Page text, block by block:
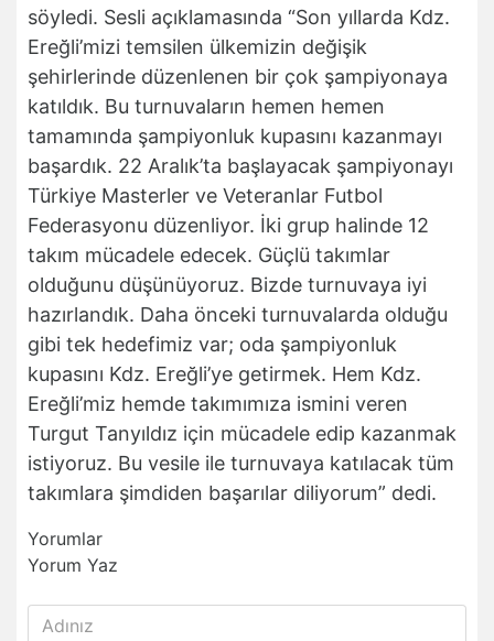
söyledi. Sesli açıklamasında “Son yıllarda Kdz.
Ereğli’mizi temsilen ülkemizin değişik
şehirlerinde düzenlenen bir çok şampiyonaya
katıldık. Bu turnuvaların hemen hemen
tamamında şampiyonluk kupasını kazanmayı
başardık. 22 Aralık’ta başlayacak şampiyonayı
Türkiye Masterler ve Veteranlar Futbol
Federasyonu düzenliyor. İki grup halinde 12
takım mücadele edecek. Güçlü takımlar
olduğunu düşünüyoruz. Bizde turnuvaya iyi
hazırlandık. Daha önceki turnuvalarda olduğu
gibi tek hedefimiz var; oda şampiyonluk
kupasını Kdz. Ereğli’ye getirmek. Hem Kdz.
Ereğli’miz hemde takımımıza ismini veren
Turgut Tanyıldız için mücadele edip kazanmak
istiyoruz. Bu vesile ile turnuvaya katılacak tüm
takımlara şimdiden başarılar diliyorum” dedi.
Yorumlar
Yorum Yaz